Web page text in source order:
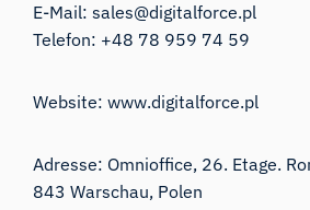
E-Mail:sales@digitalforce.pl
Telefon: +48 78 959 74 59
Website:www.digitalforce.pl
Adresse: Omnioffice, 26. Etage.
843 Warschau, Polen